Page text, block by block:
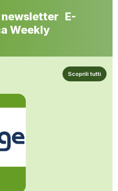
E-
Weekly
Scoprili tutti